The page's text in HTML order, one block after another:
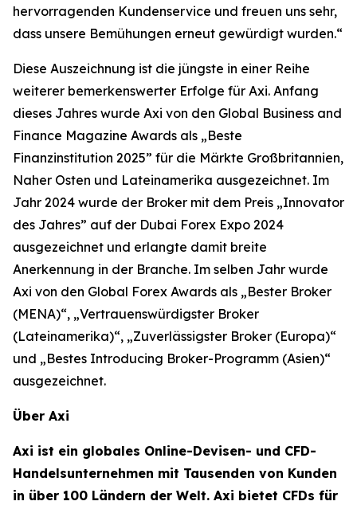
hervorragenden Kundenservice und freuen uns sehr,
dass unsere Bemühungen erneut gewürdigt wurden.“
Diese Auszeichnung ist die jüngste in einer Reihe
weiterer bemerkenswerter Erfolge für Axi. Anfang
dieses Jahres wurde Axi von den Global Business and
Finance Magazine Awards als „Beste
Finanzinstitution 2025” für die Märkte Großbritannien,
Naher Osten und Lateinamerika ausgezeichnet. Im
Jahr 2024 wurde der Broker mit dem Preis „Innovator
des Jahres” auf der Dubai Forex Expo 2024
ausgezeichnet und erlangte damit breite
Anerkennung in der Branche. Im selben Jahr wurde
Axi von den Global Forex Awards als „Bester Broker
(MENA)“, „Vertrauenswürdigster Broker
(Lateinamerika)“, „Zuverlässigster Broker (Europa)“
und „Bestes Introducing Broker-Programm (Asien)“
ausgezeichnet.
Über Axi
Axi ist ein globales Online-Devisen- und CFD-
Handelsunternehmen mit Tausenden von Kunden
in über 100 Ländern der Welt. Axi bietet CFDs für